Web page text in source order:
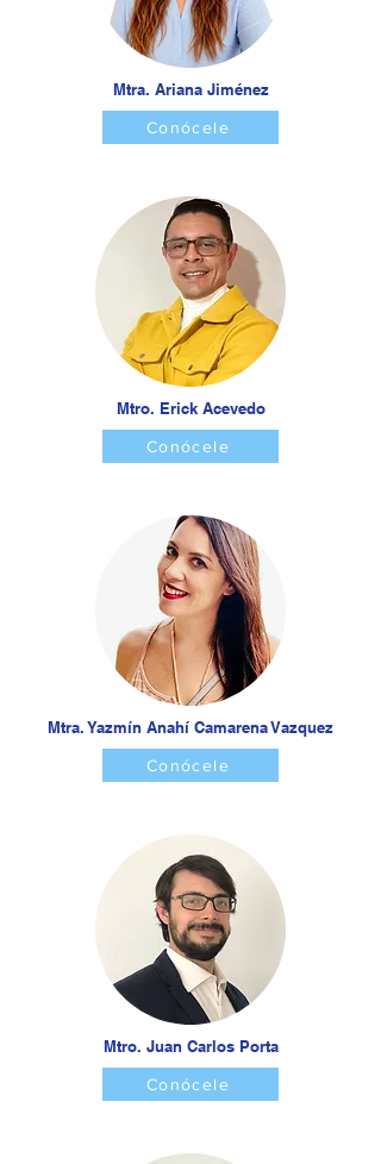
Mtra. Ariana Jiménez
Conócele
Mtro. Erick Acevedo
Conócele
Mtra. Yazmín Anahí Camarena Vazquez
Conócele
Mtro. Juan Carlos Porta
Conócele